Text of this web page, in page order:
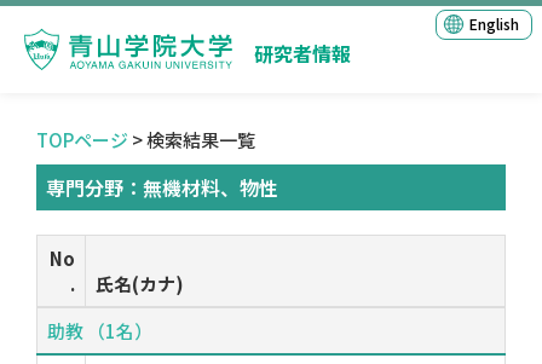
研究者情報
English
TOPページ > 検索結果一覧
専門分野：無機材料、物性
No
.
氏名(カナ)
助教 （1名）